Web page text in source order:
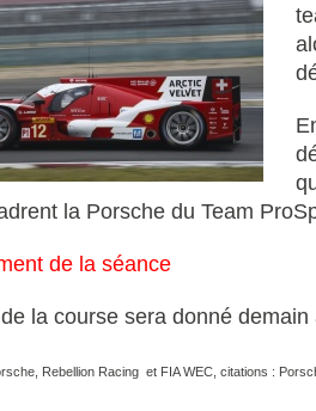
la Porsche du Team
de la séance
la course sera donné
Rebellion Racing et FIA WEC, citations :